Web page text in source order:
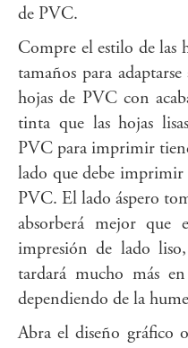
de PVC.
Compre el estilo de las
tamaños para
hojas de PVC con
tinta que las hojas
PVC para imprimir
lado que debe imprimir
PVC. El lado áspero
absorberá mejor que
impresión de lado
tardará mucho más
dependiendo de la
Abra el diseño gráfico